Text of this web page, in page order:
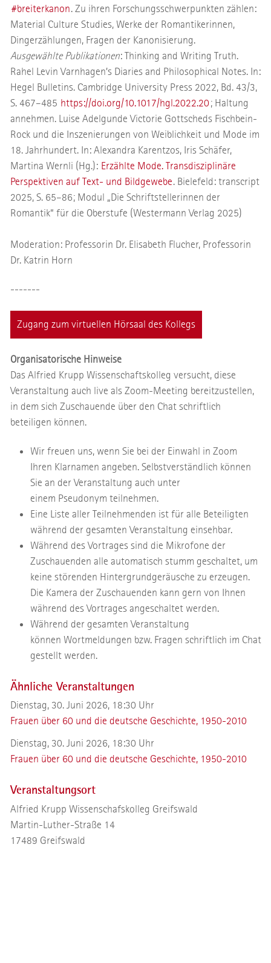
#breiterkanon. Zu ihren Forschungsschwerpunkten zählen:
Material Culture Studies, Werke der Romantikerinnen,
Dingerzählungen, Fragen der Kanonisierung.
Ausgewählte Publikationen: Thinking and Writing Truth.
Rahel Levin Varnhagen’s Diaries and Philosophical Notes. In:
Hegel Bulletins. Cambridge University Press 2022, Bd. 43/3,
S. 467–485 https://doi.org/10.1017/hgl.2022.20; Haltung
annehmen. Luise Adelgunde Victorie Gottscheds Fischbein-
Rock und die Inszenierungen von Weiblichkeit und Mode im
18. Jahrhundert. In: Alexandra Karentzos, Iris Schäfer,
Martina Wernli (Hg.): Erzählte Mode. Transdisziplinäre
Perspektiven auf Text- und Bildgewebe. Bielefeld: transcript
2025, S. 65–86; Modul „Die Schriftstellerinnen der
Romantik“ für die Oberstufe (Westermann Verlag 2025)
Moderation: Professorin Dr. Elisabeth Flucher, Professorin
Dr. Katrin Horn
-------
Zugang zum virtuellen Hörsaal des Kollegs
Organisatorische Hinweise
Das Alfried Krupp Wissenschaftskolleg versucht, diese
Veranstaltung auch live als Zoom-Meeting bereitzustellen,
in dem sich Zuschauende über den Chat schriftlich
beteiligen können.
Wir freuen uns, wenn Sie bei der Einwahl in Zoom
Ihren Klarnamen angeben. Selbstverständlich können
Sie an der Veranstaltung auch unter
einem Pseudonym teilnehmen.
Eine Liste aller Teilnehmenden ist für alle Beteiligten
während der gesamten Veranstaltung einsehbar.
Während des Vortrages sind die Mikrofone der
Zuschauenden alle automatisch stumm geschaltet, um
keine störenden Hintergrundgeräusche zu erzeugen.
Die Kamera der Zuschauenden kann gern von Ihnen
während des Vortrages angeschaltet werden.
Während der gesamten Veranstaltung
können Wortmeldungen bzw. Fragen schriftlich im Chat
gestellt werden.
Ähnliche Veranstaltungen
Dienstag, 30. Juni 2026, 18:30 Uhr
Frauen über 60 und die deutsche Geschichte, 1950-2010
Dienstag, 30. Juni 2026, 18:30 Uhr
Frauen über 60 und die deutsche Geschichte, 1950-2010
Veranstaltungsort
Alfried Krupp Wissenschafskolleg Greifswald
Martin-Luther-Straße 14
17489 Greifswald